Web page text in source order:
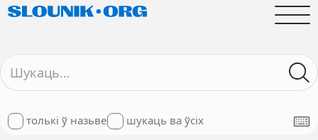
толькі ў назьве шукаць ва ўсіх